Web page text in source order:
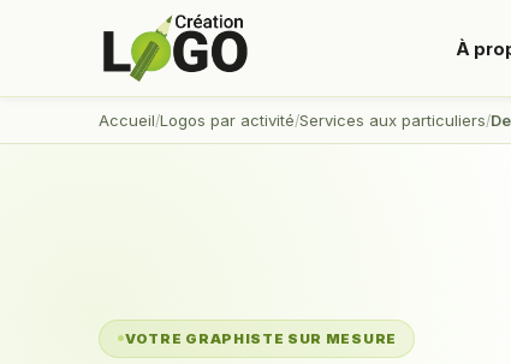
À
Accueil Logos par activité Services aux particuliers
VOTRE GRAPHISTE SUR MESURE